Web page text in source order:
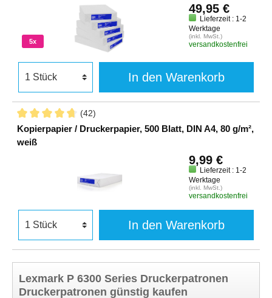
5x
49,95 €
Lieferzeit : 1-2
Werktage
(inkl. MwSt.)
versandkostenfrei
In den Warenkorb
(42)
Kopierpapier / Druckerpapier, 500 Blatt, DIN A4, 80 g/m²,
weiß
9,99 €
Lieferzeit : 1-2
Werktage
(inkl. MwSt.)
versandkostenfrei
In den Warenkorb
Lexmark P 6300 Series Druckerpatronen
Druckerpatronen günstig kaufen